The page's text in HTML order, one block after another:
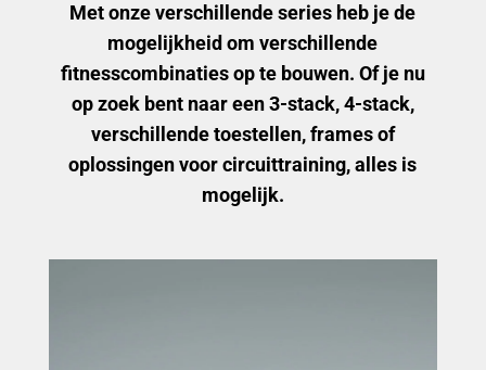
Met onze verschillende series heb je de
mogelijkheid om verschillende
fitnesscombinaties op te bouwen. Of je nu
op zoek bent naar een 3-stack, 4-stack,
verschillende toestellen, frames of
oplossingen voor circuittraining, alles is
mogelijk.